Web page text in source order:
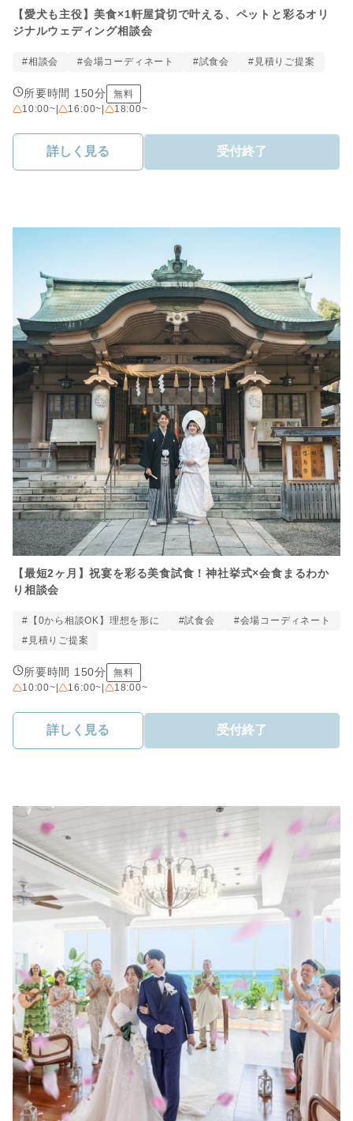
【愛犬も主役】美食×1軒屋貸切で叶える、ペットと彩るオリ
ジナルウェディング相談会
#相談会 #会場コーディネート #試食会 #見積りご提案
所要時間 150分
無料
10:00~| 16:00~| 18:00~
詳しく見る 受付終了
【最短2ヶ月】祝宴を彩る美食試食！神社挙式×会食まるわか
り相談会
#【0から相談OK】理想を形に #試食会
#会場コーディネート
#見積りご提案
所要時間 150分
無料
10:00~| 16:00~| 18:00~
詳しく見る 受付終了